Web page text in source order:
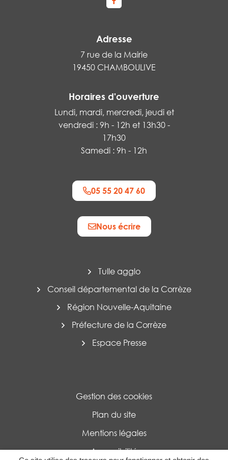
Lien vers le compte Facebook
Adresse
7 rue de la Mairie
19450 CHAMBOULIVE
Horaires d'ouverture
Lundi, mardi, mercredi, jeudi et
vendredi : 9h - 12h et 13h30 -
17h30
Samedi : 9h - 12h
05 55 20 47 60
Nous écrire
Tulle agglo
Conseil départemental de la Corrèze
Région Nouvelle-Aquitaine
Préfecture de la Corrèze
Espace Presse
Gestion des cookies
Plan du site
Mentions légales
Accessibilité